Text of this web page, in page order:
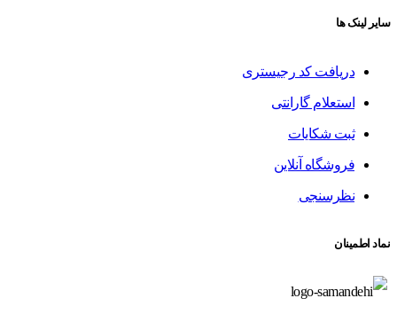
سایر لینک ها
دریافت کد رجیستری
استعلام گارانتی
ثبت شکایات
فروشگاه آنلاین
نظرسنجی
نماد اطمینان